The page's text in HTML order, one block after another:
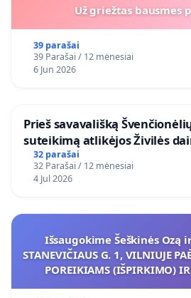
Už griežtas bausmes
39 parašai
39 Parašai / 12 mėnesiai
6 Jun 2026
​Prieš savavališką
suteikimą atlikėjos Živilės
32 parašai
32 Parašai / 12 mėnesiai
4 Jul 2026
Išsaugokime Šeškinės Ozą
STANEVIČIAUS G. 1, VILNIUJE
POREIKIAMS (IŠPIRKIMO)